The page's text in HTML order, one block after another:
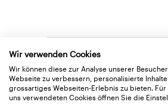
Wir verwenden Cookies
Wir können diese zur Analyse unserer
Webseite zu verbessern, personalisierte
grossartiges Webseiten-Erlebnis zu bieten.
uns verwendeten Cookies öffnen Sie die